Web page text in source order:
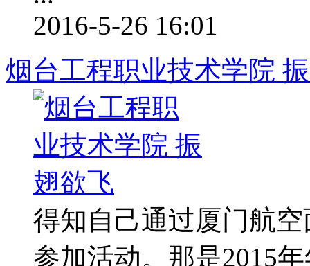
2016-5-26 16:01
烟台工程职业技术学院
得知自己通过厦门航
参加活动。那是2015